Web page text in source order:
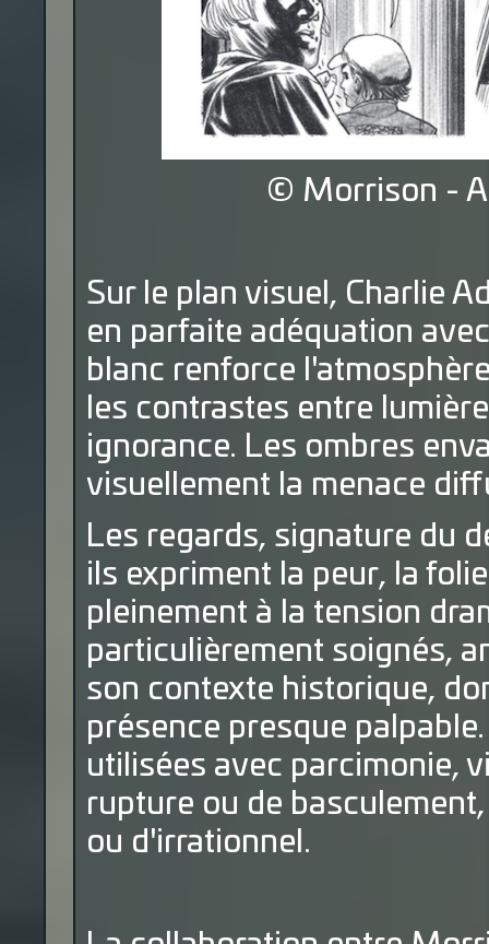
© Morrison -
Sur le plan visuel, Charlie
en parfaite adéquation
blanc renforce
les contrastes entre
ignorance. Les ombres
visuellement la menace
Les regards, signature du
ils expriment la peur, la
pleinement à la tension
particulièrement soignés,
son contexte historique,
présence presque
utilisées avec parcimonie,
rupture ou de
ou d'irrationnel.